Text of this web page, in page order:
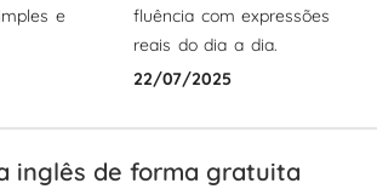
e
fluência com expressões
reais do dia a dia.
22/07/2025
inglês de forma gratuita